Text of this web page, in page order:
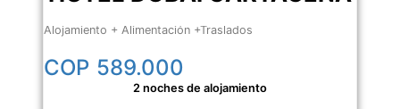
Alojamiento + Alimentación +Traslados
COP 589.000
2 noches de alojamiento